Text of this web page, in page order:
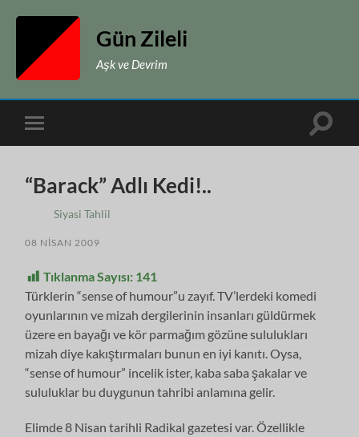
Gün Zileli
Aşk ve Devrim
Toggle
mobile
Toggle
“Barack” Adlı Kedi!..
Siyasi Tahlil
08 NISAN 2009
Tıklanma Sayısı: 141
Türklerin “sense of humour”u zayıf. TV’lerdeki komedi
oyunlarının ve mizah dergilerinin insanları güldürmek
üzere en bayağı ve kör parmağım gözüne sululukları
mizah diye kakıştırmaları bunun en iyi kanıtı. Oysa,
“sense of humour” incelik ister, kaba saba şakalar ve
sululuklar bu duygunun tahribi anlamına gelir.
Elimde 8 Nisan tarihli Radikal gazetesi var. Özellikle